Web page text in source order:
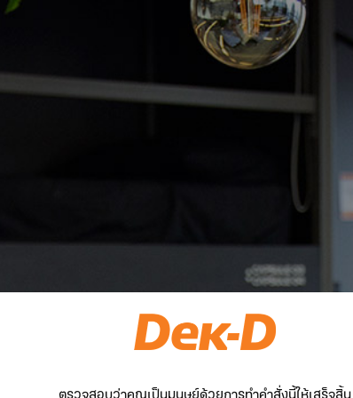
ตรวจสอบว่าคุณเป็นมนุษย์ด้วยการทำคำสั่งนี้ให้เสร็จสิ้น